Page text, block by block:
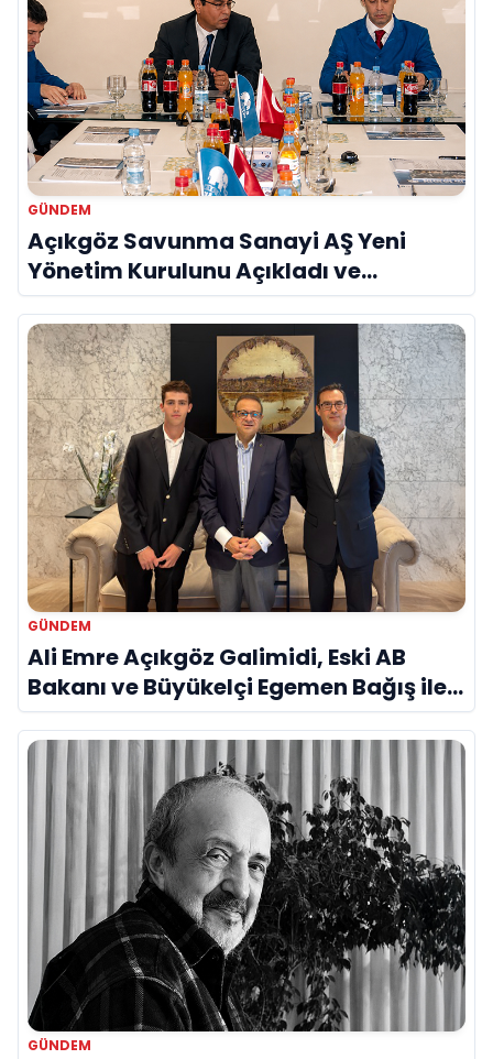
GÜNDEM
Açıkgöz Savunma Sanayi AŞ Yeni
Yönetim Kurulunu Açıkladı ve
Savunma Sanayinde Küresel Vizyon
Vurgusu
GÜNDEM
Ali Emre Açıkgöz Galimidi, Eski AB
Bakanı ve Büyükelçi Egemen Bağış ile
Bir Araya Geldi
GÜNDEM